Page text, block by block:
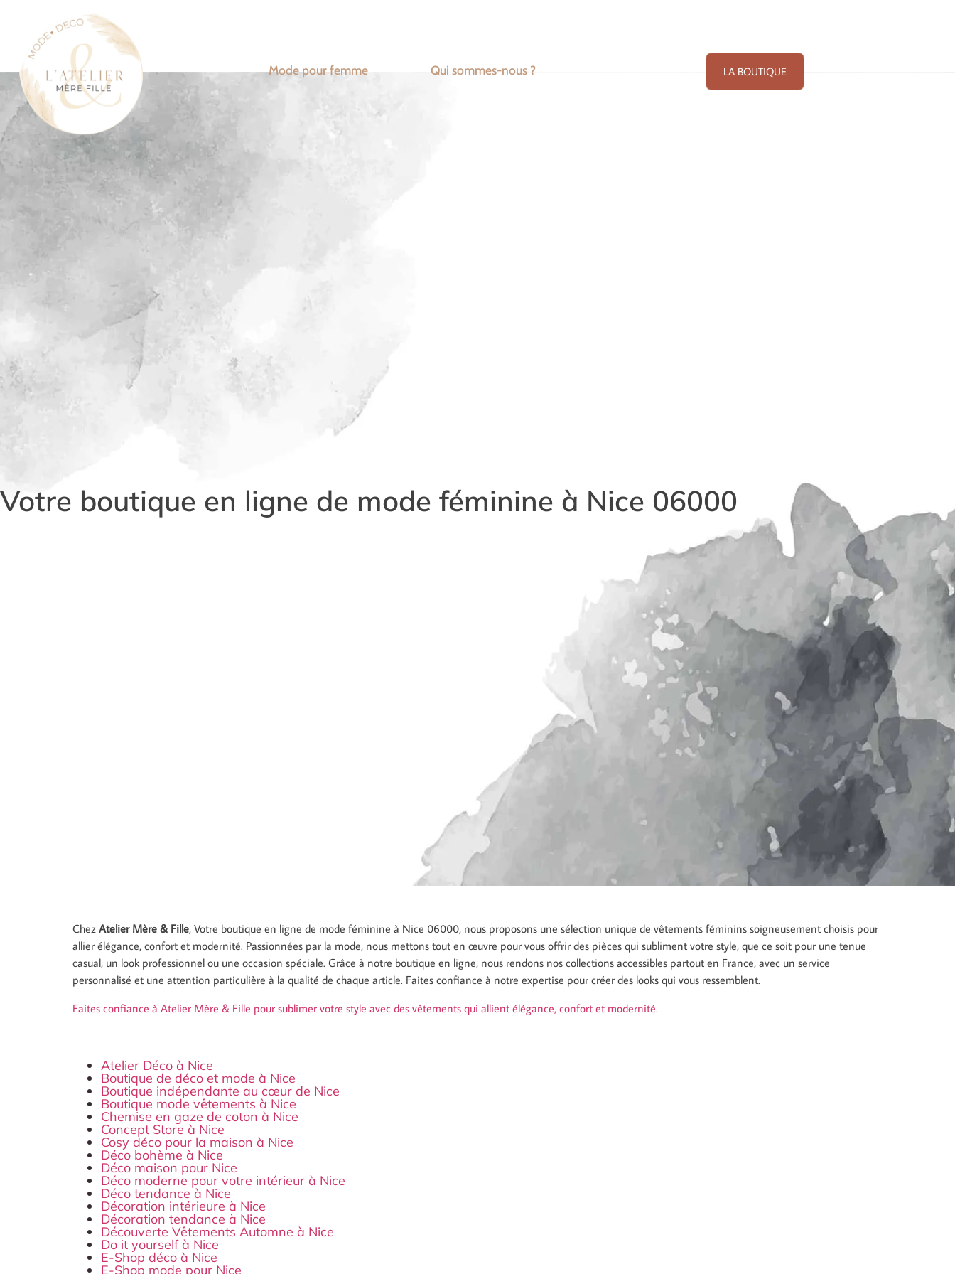
Mode pour femme Qui sommes-nous ? LA BOUTIQUE
Votre boutique en ligne de mode féminine à Nice 06000
Chez Atelier Mère & Fille, Votre boutique en ligne de mode féminine à Nice 06000, nous proposons une sélection unique de vêtements féminins soigneusement choisis pour
allier élégance, confort et modernité. Passionnées par la mode, nous mettons tout en œuvre pour vous offrir des pièces qui subliment votre style, que ce soit pour une tenue
casual, un look professionnel ou une occasion spéciale. Grâce à notre boutique en ligne, nous rendons nos collections accessibles partout en France, avec un service
personnalisé et une attention particulière à la qualité de chaque article. Faites confiance à notre expertise pour créer des looks qui vous ressemblent.
Faites confiance à Atelier Mère & Fille pour sublimer votre style avec des vêtements qui allient élégance, confort et modernité.
Atelier Déco à Nice
Boutique de déco et mode à Nice
Boutique indépendante au cœur de Nice
Boutique mode vêtements à Nice
Chemise en gaze de coton à Nice
Concept Store à Nice
Cosy déco pour la maison à Nice
Déco bohème à Nice
Déco maison pour Nice
Déco moderne pour votre intérieur à Nice
Déco tendance à Nice
Décoration intérieure à Nice
Décoration tendance à Nice
Découverte Vêtements Automne à Nice
Do it yourself à Nice
E-Shop déco à Nice
E-Shop mode pour Nice